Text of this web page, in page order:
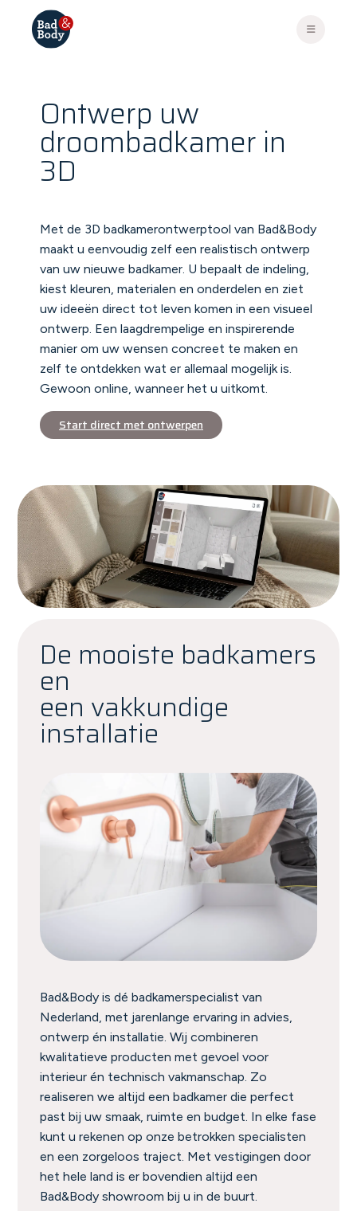
Ontwerp uw
droombadkamer in
3D
Met de 3D badkamerontwerptool van Bad&Body
maakt u eenvoudig zelf een realistisch ontwerp
van uw nieuwe badkamer. U bepaalt de indeling,
kiest kleuren, materialen en onderdelen en ziet
uw ideeën direct tot leven komen in een visueel
ontwerp. Een laagdrempelige en inspirerende
manier om uw wensen concreet te maken en
zelf te ontdekken wat er allemaal mogelijk is.
Gewoon online, wanneer het u uitkomt.
Start direct met ontwerpen
De mooiste badkamers
en
een vakkundige
installatie
Bad&Body is dé badkamerspecialist van
Nederland, met jarenlange ervaring in advies,
ontwerp én installatie. Wij combineren
kwalitatieve producten met gevoel voor
interieur én technisch vakmanschap. Zo
realiseren we altijd een badkamer die perfect
past bij uw smaak, ruimte en budget. In elke fase
kunt u rekenen op onze betrokken specialisten
en een zorgeloos traject. Met vestigingen door
het hele land is er bovendien altijd een
Bad&Body showroom bij u in de buurt.